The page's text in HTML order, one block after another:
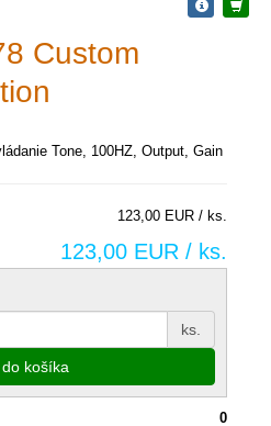
Custom
Tone, 100HZ, Output, Gain
123,00 EUR / ks.
123,00 EUR / ks.
ks.
košíka
0